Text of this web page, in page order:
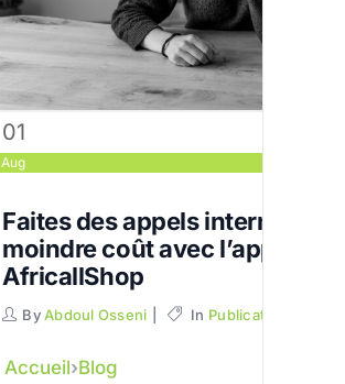
01
Aug
Faites des appels
moindre coût avec
AfricallShop
ByAbdoul Osseni In Publications
Accueil Blog